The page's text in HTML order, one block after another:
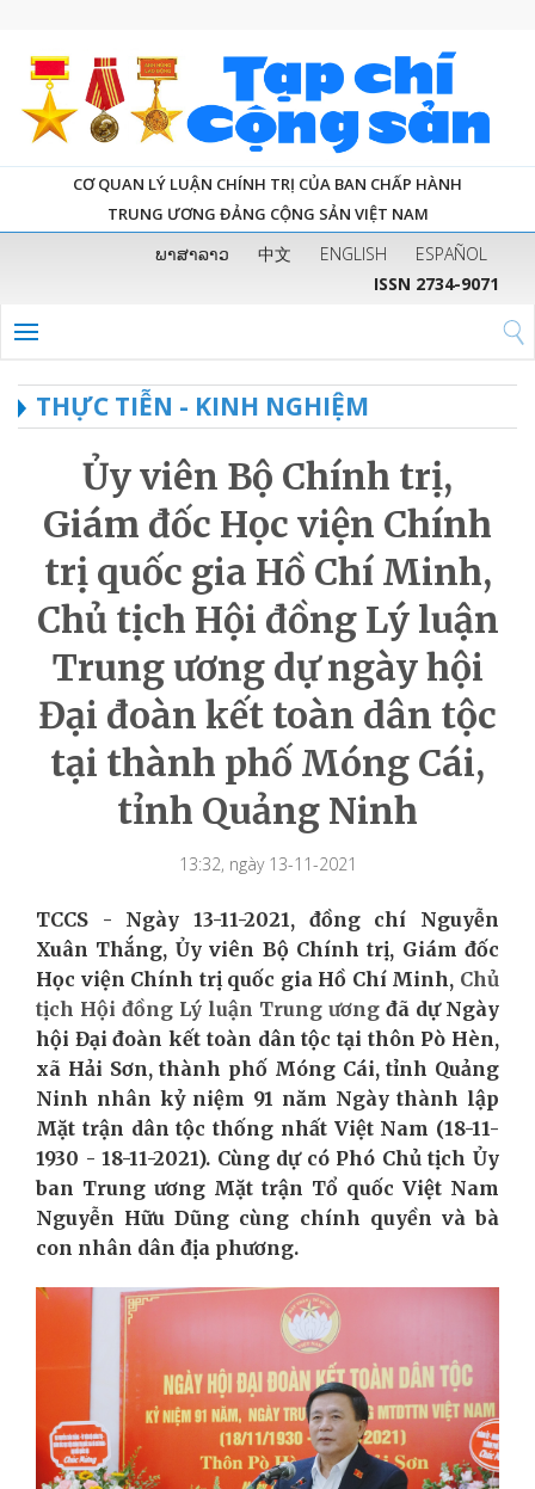
CƠ QUAN LÝ LUẬN CHÍNH TRỊ CỦA BAN CHẤP HÀNH
TRUNG ƯƠNG ĐẢNG CỘNG SẢN VIỆT NAM
ພາສາລາວ 中文 ENGLISH
ESPAÑOL
ISSN 2734-9071
THỰC TIỄN - KINH NGHIỆM
Ủy viên Bộ Chính trị,
Giám đốc Học viện Chính
trị quốc gia Hồ Chí Minh,
Chủ tịch Hội đồng Lý luận
Trung ương dự ngày hội
Đại đoàn kết toàn dân tộc
tại thành phố Móng Cái,
tỉnh Quảng Ninh
13:32, ngày 13-11-2021
TCCS - Ngày 13-11-2021, đồng chí Nguyễn
Xuân Thắng, Ủy viên Bộ Chính trị, Giám đốc
Học viện Chính trị quốc gia Hồ Chí Minh, Chủ
tịch Hội đồng Lý luận Trung ương đã dự Ngày
hội Đại đoàn kết toàn dân tộc tại thôn Pò Hèn,
xã Hải Sơn, thành phố Móng Cái, tỉnh Quảng
Ninh nhân kỷ niệm 91 năm Ngày thành lập
Mặt trận dân tộc thống nhất Việt Nam (18-11-
1930 - 18-11-2021). Cùng dự có Phó Chủ tịch Ủy
ban Trung ương Mặt trận Tổ quốc Việt Nam
Nguyễn Hữu Dũng cùng chính quyền và bà
con nhân dân địa phương.